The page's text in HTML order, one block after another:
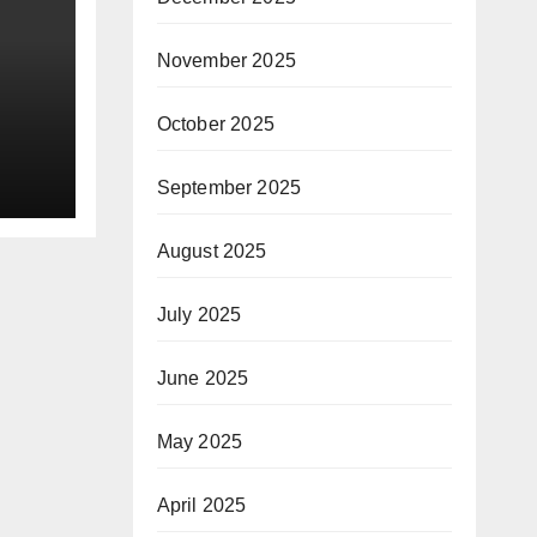
November 2025
October 2025
September 2025
August 2025
July 2025
June 2025
May 2025
April 2025